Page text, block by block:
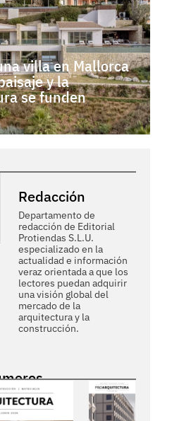
villa en Mallorca
y la
se funden
Redacción
Departamento de
redacción de Editorial
Protiendas S.L.U.
especializado en la
actualidad e información
veraz orientada a que los
lectores puedan adquirir
una visión global del
mercado de la
arquitectura y la
construcción.